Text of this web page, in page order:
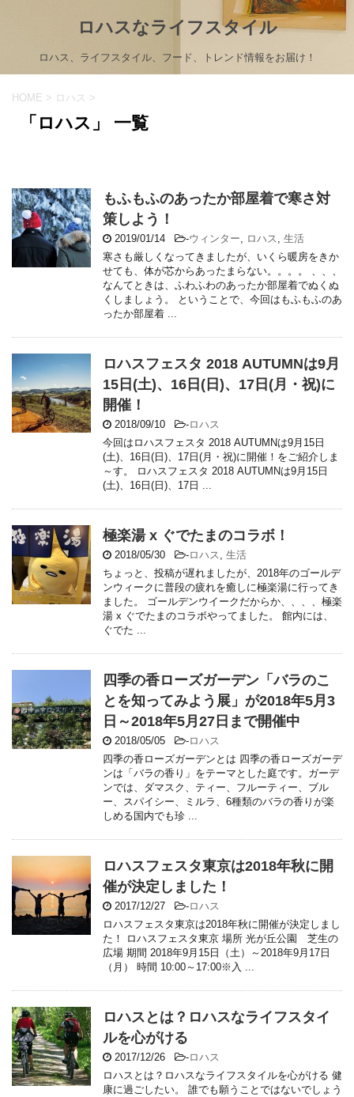
ロハスなライフスタイル
ロハス、ライフスタイル、フード、トレンド情報をお届け！
HOME > ロハス >
「ロハス」 一覧
もふもふのあったか部屋着で寒さ対
策しよう！
2019/01/14 -ウィンター, ロハス , 生活
寒さも厳しくなってきましたが、いくら暖房をきか
せても、体が芯からあったまらない。。。。 、、、
なんてときは、ふわふわのあったか部屋着でぬくぬ
くしましょう。 ということで、今回はもふもふのあ
ったか部屋着 ...
ロハスフェスタ 2018 AUTUMNは9月
15日(土)、16日(日)、17日(月・祝)に
開催！
2018/09/10 -ロハス
今回はロハスフェスタ 2018 AUTUMNは9月15日
(土)、16日(日)、17日(月・祝)に開催！をご紹介しま
～す。 ロハスフェスタ 2018 AUTUMNは9月15日
(土)、16日(日)、17日 ...
極楽湯 x ぐでたまのコラボ！
2018/05/30 -ロハス , 生活
ちょっと、投稿が遅れましたが、2018年のゴールデ
ンウィークに普段の疲れを癒しに極楽湯に行ってき
ました。 ゴールデンウイークだからか、、、、極楽
湯 x ぐでたまのコラボやってました。 館内には、
ぐでた ...
四季の香ローズガーデン「バラのこ
とを知ってみよう展」が2018年5月3
日～2018年5月27日まで開催中
2018/05/05 -ロハス
四季の香ローズガーデンとは 四季の香ローズガーデ
ンは「バラの香り」をテーマとした庭です。ガーデ
ンでは、ダマスク、ティー、フルーティー、ブル
ー、スパイシー、ミルラ、6種類のバラの香りが楽
しめる国内でも珍 ...
ロハスフェスタ東京は2018年秋に開
催が決定しました！
2017/12/27 -ロハス
ロハスフェスタ東京は2018年秋に開催が決定しまし
た！ ロハスフェスタ東京 場所 光が丘公園 芝生の
広場 期間 2018年9月15日（土）～2018年9月17日
（月） 時間 10:00～17:00※入 ...
ロハスとは？ロハスなライフスタイ
ルを心がける
2017/12/26 -ロハス
ロハスとは？ロハスなライフスタイルを心がける 健
康に過ごしたい。 誰でも願うことではないでしょう